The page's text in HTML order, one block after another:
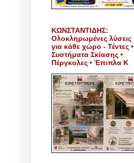
ΚΩΝΣΤΑΝΤΙΔΗΣ:
Ολοκληρωμένες λύσεις
για κάθε χώρο - Τέντες •
Συστήματα Σκίασης •
Πέργκολες • Έπιπλα Κ